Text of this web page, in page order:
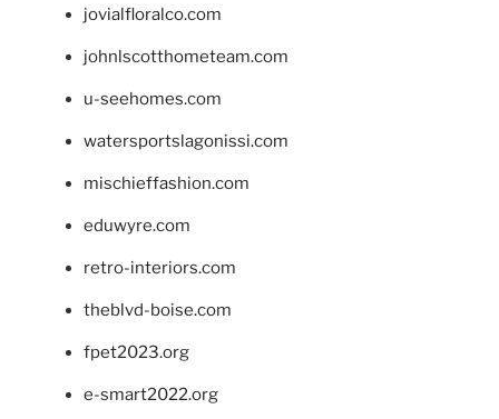
jovialfloralco.com
johnlscotthometeam.com
u-seehomes.com
watersportslagonissi.com
mischieffashion.com
eduwyre.com
retro-interiors.com
theblvd-boise.com
fpet2023.org
e-smart2022.org